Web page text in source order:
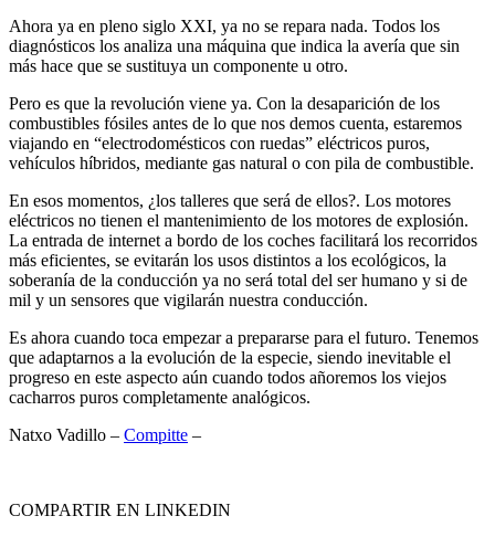
Ahora ya en pleno siglo XXI, ya no se repara nada. Todos los
diagnósticos los analiza una máquina que indica la avería que sin
más hace que se sustituya un componente u otro.
Pero es que la revolución viene ya. Con la desaparición de los
combustibles fósiles antes de lo que nos demos cuenta, estaremos
viajando en “electrodomésticos con ruedas” eléctricos puros,
vehículos híbridos, mediante gas natural o con pila de combustible.
En esos momentos, ¿los talleres que será de ellos?. Los motores
eléctricos no tienen el mantenimiento de los motores de explosión.
La entrada de internet a bordo de los coches facilitará los recorridos
más eficientes, se evitarán los usos distintos a los ecológicos, la
soberanía de la conducción ya no será total del ser humano y si de
mil y un sensores que vigilarán nuestra conducción.
Es ahora cuando toca empezar a prepararse para el futuro. Tenemos
que adaptarnos a la evolución de la especie, siendo inevitable el
progreso en este aspecto aún cuando todos añoremos los viejos
cacharros puros completamente analógicos.
Natxo Vadillo – Compitte –
COMPARTIR EN LINKEDIN